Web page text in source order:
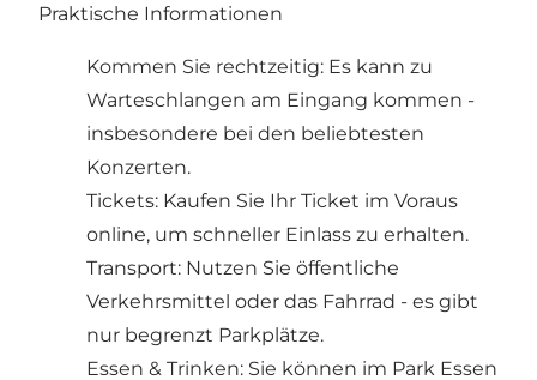
Praktische Informationen
Kommen Sie rechtzeitig: Es kann zu
Warteschlangen am Eingang kommen -
insbesondere bei den beliebtesten
Konzerten.
Tickets: Kaufen Sie Ihr Ticket im Voraus
online, um schneller Einlass zu erhalten.
Transport: Nutzen Sie öffentliche
Verkehrsmittel oder das Fahrrad - es gibt
nur begrenzt Parkplätze.
Essen & Trinken: Sie können im Park Essen